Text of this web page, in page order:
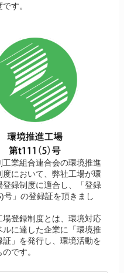
す。
工業組合連合会の環境推進
度において、弊社工場が環
登録制度に適合し、「登録
号」の登録証を頂きまし
場登録制度とは、環境対応
ルに達した企業に「環境推
証」を発行し、環境活動を
です。